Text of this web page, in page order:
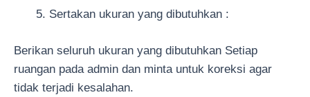
Sertakan ukuran yang dibutuhkan :
Berikan seluruh ukuran yang dibutuhkan Setiap
ruangan pada admin dan minta untuk koreksi agar
tidak terjadi kesalahan.